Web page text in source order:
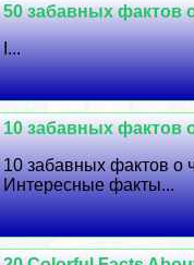
50 забавных фактов
I...
10 забавных фактов
10 забавных фактов о
Интересные факты...